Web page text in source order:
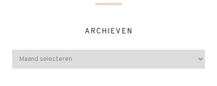
ARCHIEVEN